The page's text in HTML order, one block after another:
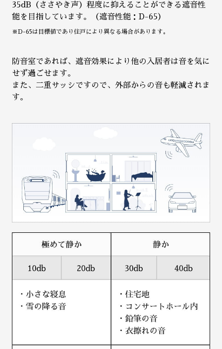
35dB（ささやき声）程度に抑えることができる遮音性
能を目指しています。（遮音性能：D-65）
※D-65は目標値であり住戸により異なる場合があります。
防音室であれば、遮音効果により他の入居者は音を気に
せず過ごせます。
また、二重サッシですので、外部からの音も軽減されま
す。